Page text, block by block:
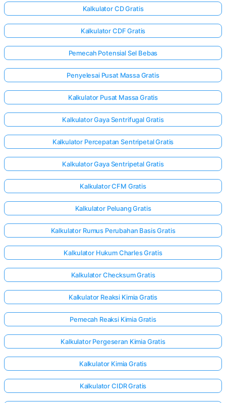
Kalkulator CD Gratis
Kalkulator CDF Gratis
Pemecah Potensial Sel Bebas
Penyelesai Pusat Massa Gratis
Kalkulator Pusat Massa Gratis
Kalkulator Gaya Sentrifugal Gratis
Kalkulator Percepatan Sentripetal Gratis
Kalkulator Gaya Sentripetal Gratis
Kalkulator CFM Gratis
Kalkulator Peluang Gratis
Kalkulator Rumus Perubahan Basis Gratis
Kalkulator Hukum Charles Gratis
Kalkulator Checksum Gratis
Kalkulator Reaksi Kimia Gratis
Pemecah Reaksi Kimia Gratis
Kalkulator Pergeseran Kimia Gratis
Kalkulator Kimia Gratis
Kalkulator CIDR Gratis